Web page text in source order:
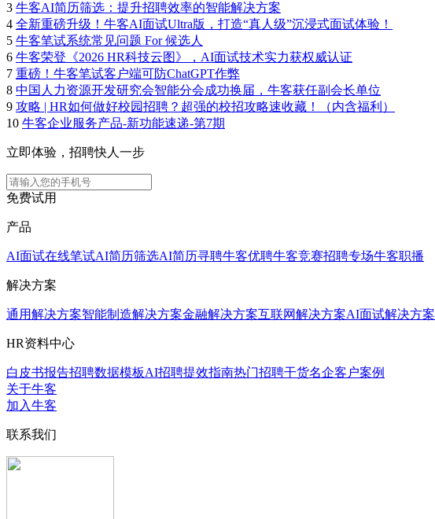
3 牛客AI简历筛选：提升招聘效率的智能解决方案
4 全新重磅升级！牛客AI面试Ultra版，打造“真人级”沉浸式面试体验！
5 牛客笔试系统常见问题 For 候选人
6 牛客荣登《2026 HR科技云图》，AI面试技术实力获权威认证
7 重磅！牛客笔试客户端可防ChatGPT作弊
8 中国人力资源开发研究会智能分会成功换届，牛客获任副会长单位
9 攻略 | HR如何做好校园招聘？超强的校招攻略速收藏！（内含福利）
10 牛客企业服务产品-新功能速递-第7期
立即体验，招聘快人一步
免费试用
产品
AI面试在线笔试AI简历筛选AI简历寻聘牛客优聘牛客竞赛招聘专场牛客职播
解决方案
通用解决方案智能制造解决方案金融解决方案互联网解决方案AI面试解决方案
HR资料中心
白皮书报告招聘数据模板AI招聘提效指南热门招聘干货名企客户案例
关于牛客
加入牛客
联系我们